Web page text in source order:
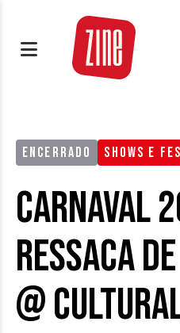
ENCERRADO SHOWS E
CARNAVAL
Ressaca
@